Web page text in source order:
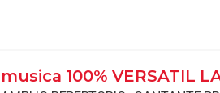
musica 100% VERSATIL